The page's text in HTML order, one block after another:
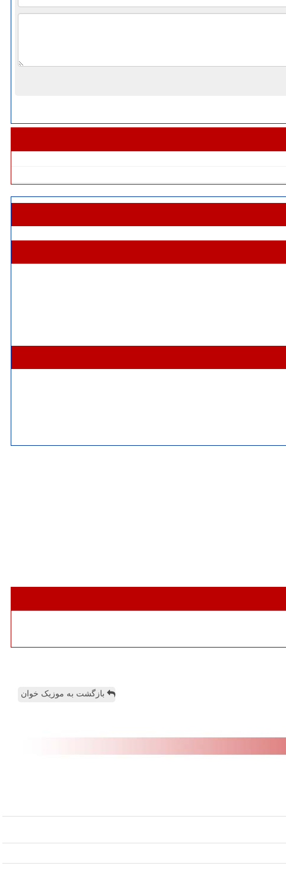
بازگشت به موزیک خوان